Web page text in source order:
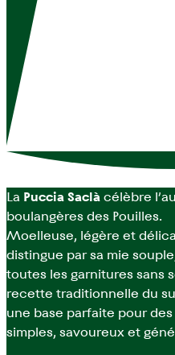
La Puccia Saclà célèbre
boulangères des Pouilles.
Moelleuse, légère et
distingue par sa mie
toutes les garnitures sans
recette traditionnelle du
une base parfaite pour
simples, savoureux et